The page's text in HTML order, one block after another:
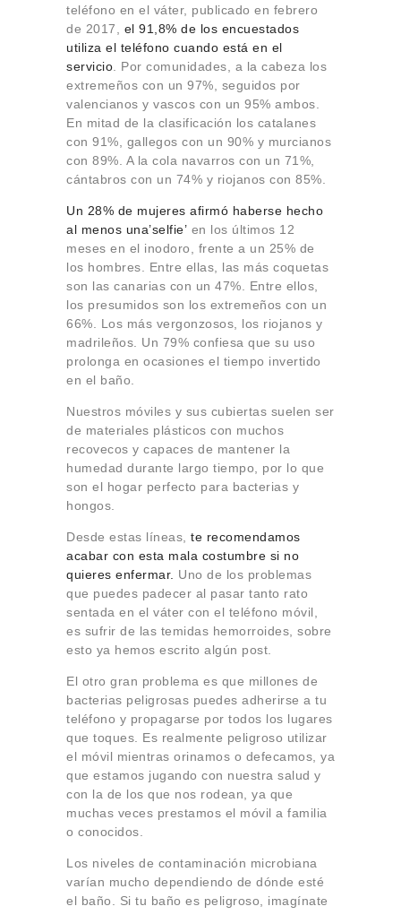
teléfono en el váter, publicado en febrero
de 2017,
el 91,8% de los encuestados
utiliza el teléfono cuando está en el
servicio . Por comunidades, a la cabeza los
extremeños con un 97%, seguidos por
valencianos y vascos con un 95% ambos.
En mitad de la clasificación los catalanes
con 91%, gallegos con un 90% y murcianos
con 89%. A la cola navarros con un 71%,
cántabros con un 74% y riojanos con 85%.
Un 28% de mujeres afirmó haberse hecho
al menos una’selfie’ en los últimos 12
meses en el inodoro, frente a un 25% de
los hombres. Entre ellas, las más coquetas
son las canarias con un 47%. Entre ellos,
los presumidos son los extremeños con un
66%. Los más vergonzosos, los riojanos y
madrileños. Un 79% confiesa que su uso
prolonga en ocasiones el tiempo invertido
en el baño.
Nuestros móviles y sus cubiertas suelen ser
de materiales plásticos con muchos
recovecos y capaces de mantener la
humedad durante largo tiempo, por lo que
son el hogar perfecto para bacterias y
hongos.
Desde estas líneas, te recomendamos
acabar con esta mala costumbre si no
quieres enfermar. Uno de los problemas
que puedes padecer al pasar tanto rato
sentada en el váter con el teléfono móvil,
es sufrir de las temidas hemorroides, sobre
esto ya hemos escrito algún post.
El otro gran problema es que millones de
bacterias peligrosas puedes adherirse a tu
teléfono y propagarse por todos los lugares
que toques. Es realmente peligroso utilizar
el móvil mientras orinamos o defecamos, ya
que estamos jugando con nuestra salud y
con la de los que nos rodean, ya que
muchas veces prestamos el móvil a familia
o conocidos.
Los niveles de contaminación microbiana
varían mucho dependiendo de dónde esté
el baño. Si tu baño es peligroso, imagínate